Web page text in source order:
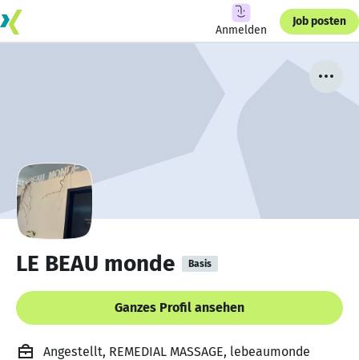
Anmelden
Job posten
LE BEAU monde Basis
Ganzes Profil ansehen
Angestellt, REMEDIAL MASSAGE, lebeaumonde